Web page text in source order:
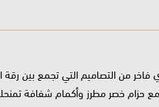
من التصاميم التي تجمع بين رقة
حزام خصر مطرز وأكمام شفافة